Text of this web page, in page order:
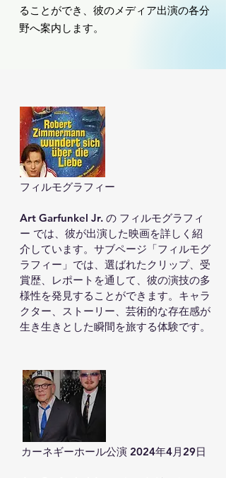
ることができ、彼のメディア出演の各分
野へ案内します。
フィルモグラフィー
Art Garfunkel Jr. の フィルモグラフィ
ー では、彼が出演した映画を詳しく紹
介しています。サブページ「フィルモグ
ラフィー」では、選ばれたクリップ、受
賞歴、レポートを通して、彼の演技の多
様性を発見することができます。キャラ
クター、ストーリー、芸術的な存在感が
生き生きとした瞬間を旅する体験です。
カーネギーホール公演 2024年4月29日